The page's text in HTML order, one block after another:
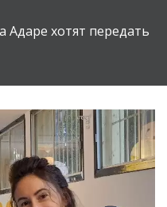
Адаре хотят передать